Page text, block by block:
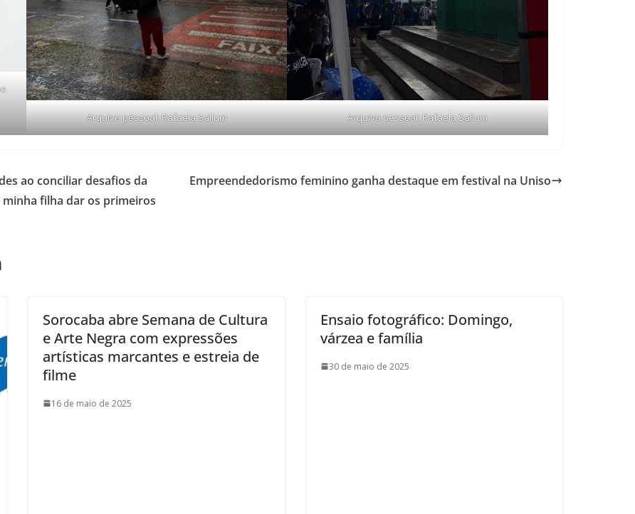
Arquivo pessoal: Rafaela Sallum Arquivo pessoal: Rafaela Sallum
ao conciliar desafios da
minha filha dar os primeiros
Empreendedorismo feminino ganha destaque em festival na Uniso
Sorocaba abre Semana de Cultura
e Arte Negra com expressões
artísticas marcantes e estreia de
filme
16 de maio de 2025
Ensaio fotográfico: Domingo,
várzea e família
30 de maio de 2025